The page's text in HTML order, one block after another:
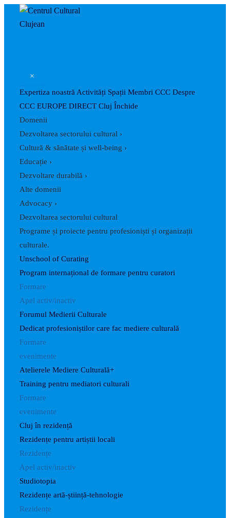
Skip
×
Expertiza noastră Activități Spații Membri CCC Despre
CCC EUROPE DIRECT Cluj Închide
Domenii
Dezvoltarea sectorului cultural ›
Cultură & sănătate și well-being ›
Educație ›
Dezvoltare durabilă ›
Alte domenii
Advocacy ›
Dezvoltarea sectorului cultural
Programe și proiecte pentru profesioniști și organizații
culturale.
Unschool of Curating
Program internațional de formare pentru curatori
Formare
Apel activ/inactiv
Forumul Medierii Culturale
Dedicat profesioniștilor care fac mediere culturală
Formare
evenimente
Atelierele Mediere Culturală+
Training pentru mediatori culturali
Formare
evenimente
Cluj în rezidență
Rezidențe pentru artiștii locali
Rezidențe
Apel activ/inactiv
Studiotopia
Rezidențe artă-știință-tehnologie
Rezidențe
Post
pagination